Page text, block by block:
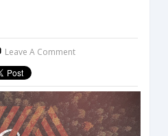
Leave A Comment